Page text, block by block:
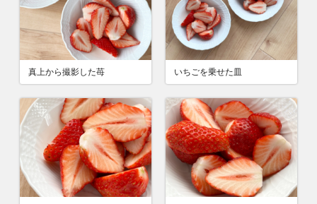
真上から撮影した苺 いちごを乗せた皿